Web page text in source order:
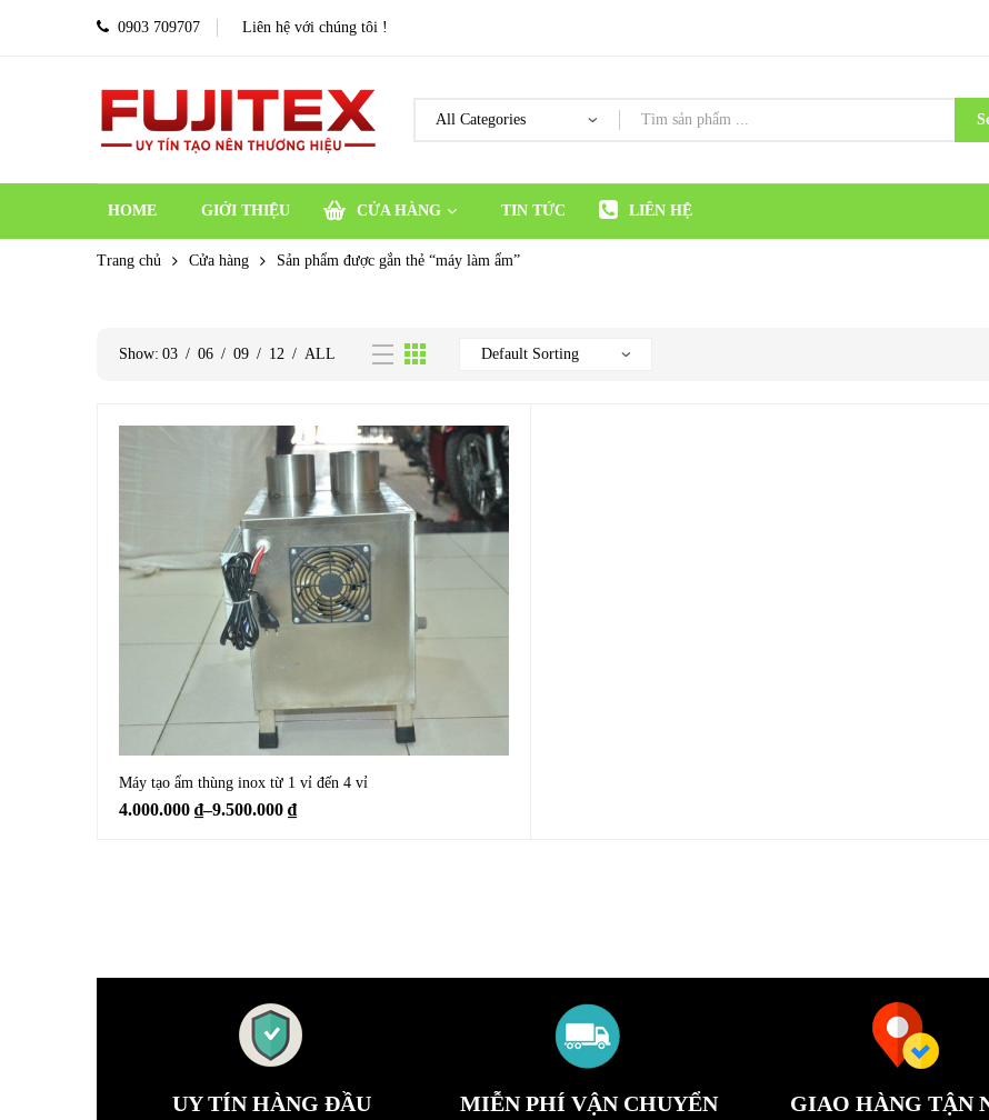
0903 709707 Liên hệ với chúng tôi !
HOME GIỚI THIỆU CỬA HÀNG TIN TỨC LIÊN HỆ
Trang chủ Cửa hàng Sản phẩm được gắn thẻ “máy làm ẩm”
Show: 03 / 06 / 09 / 12 / ALL
Máy tạo ẩm thùng inox từ 1 vỉ đến 4 vỉ
4.000.000 ₫–9.500.000 ₫
UY TÍN HÀNG ĐẦU
MIỄN PHÍ VẬN CHUYỂN
GIAO HÀNG TẬN